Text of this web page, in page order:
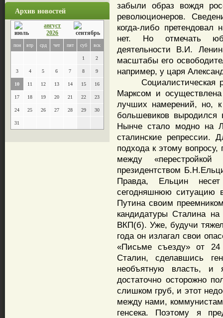
Архив новостей
август
2026
пон втр срд чет пят суб вск
1 2
3 4 5 6 7 8 9
10 11 12 13 14 15 16
17 18 19 20 21 22 23
24 25 26 27 28 29 30
31
забыли образ вождя
революционеров.
когда-либо претендовал
нет. Но отмечать
деятельности В.И.
масштабы его
например, у царя
Социалистическая
Марксом и
лучших намерений, но,
большевиков
Нынче стало модно на
сталинские репрессии.
подхода к этому вопросу,
между
президентством
Правда, Ельцин несет
сегодняшнюю ситуацию
Путина своим
кандидатуры Сталина на
ВКП(б). Уже, будучи
года он излагал свои
«Письме съезду» от 24
Сталин, сделавшись
необъятную власть,
достаточно осторожно
слишком груб, и этот
между нами,
генсека. Поэтому я